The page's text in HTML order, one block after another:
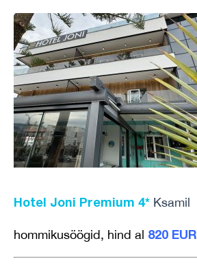
Hotel Joni Premium 4* Ksamil
hommikusöögid, hind al 820 EUR